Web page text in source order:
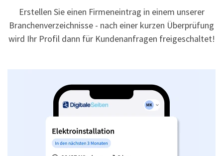
Erstellen Sie einen Firmeneintrag in einem unserer
Branchenverzeichnisse - nach einer kurzen Überprüfung
wird Ihr Profil dann für Kundenanfragen freigeschaltet!